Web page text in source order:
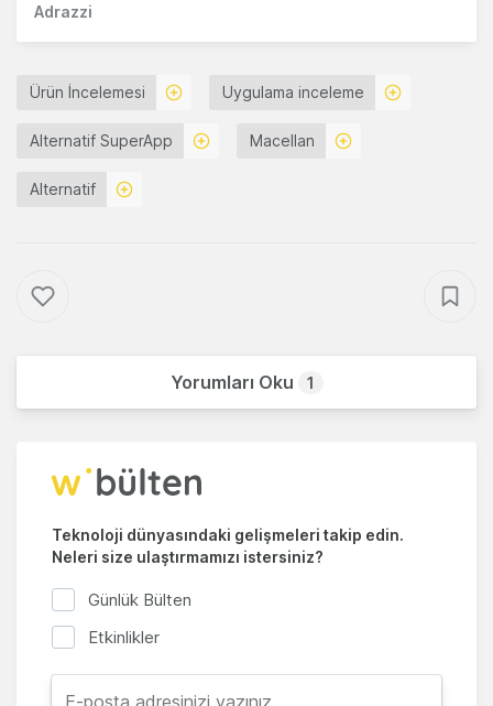
Adrazzi
Ürün İncelemesi Uygulama inceleme
Alternatif SuperApp Macellan
Alternatif
Yorumları Oku 1
Teknoloji dünyasındaki gelişmeleri takip edin.
Neleri size ulaştırmamızı istersiniz?
Günlük Bülten
Etkinlikler